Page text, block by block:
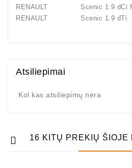
RENAULT
Scenic 1.9 dCi
RENAULT
Scenic 1.9 dTi
Atsiliepimai
Kol kas atsiliepimų nėra
16 KITŲ PREKIŲ ŠIOJE